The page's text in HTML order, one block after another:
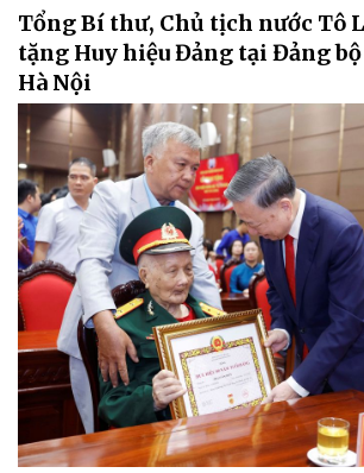
Tổng Bí thư, Chủ tịch nước Tô
tặng Huy hiệu Đảng tại Đảng
Hà Nội